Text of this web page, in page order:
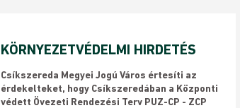
KÖRNYEZETVÉDELMI HIRDETÉS
Csíkszereda Megyei Jogú Város értesíti az
érdekelteket, hogy Csíkszeredában a Központi
védett Övezeti Rendezési Terv PUZ-CP - ZCP